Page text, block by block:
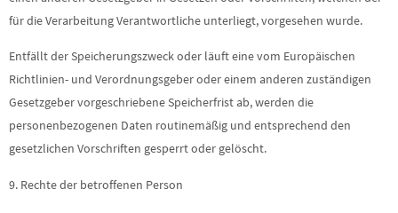
für die Verarbeitung Verantwortliche unterliegt, vorgesehen wurde.
Entfällt der Speicherungszweck oder läuft eine vom Europäischen
Richtlinien- und Verordnungsgeber oder einem anderen zuständigen
Gesetzgeber vorgeschriebene Speicherfrist ab, werden die
personenbezogenen Daten routinemäßig und entsprechend den
gesetzlichen Vorschriften gesperrt oder gelöscht.
9. Rechte der betroffenen Person